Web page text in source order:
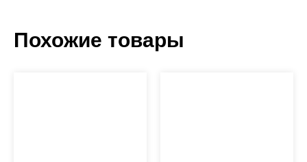
Похожие товары